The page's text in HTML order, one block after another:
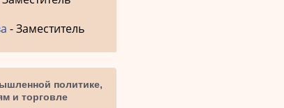
- Заместитель
политике,
и торговле